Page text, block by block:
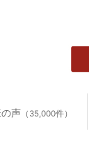
声 （35,000件）